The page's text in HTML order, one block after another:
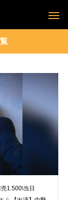
1.500\当日